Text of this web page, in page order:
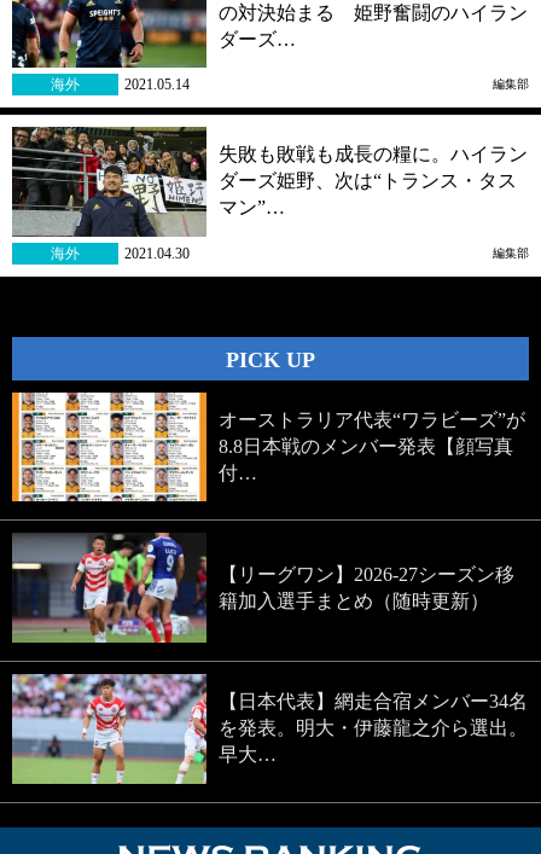
の対決始まる 姫野奮闘のハイラン
ダーズ…
海外 2021.05.14 編集部
失敗も敗戦も成長の糧に。ハイラン
ダーズ姫野、次は“トランス・タス
マン”…
海外 2021.04.30 編集部
PICK UP
オーストラリア代表“ワラビーズ”が
8.8日本戦のメンバー発表【顔写真
付…
【リーグワン】2026-27シーズン移
籍加入選手まとめ（随時更新）
【日本代表】網走合宿メンバー34名
を発表。明大・伊藤龍之介ら選出。
早大…